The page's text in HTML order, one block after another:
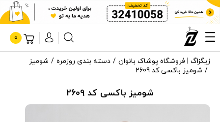
0
زیگزاگ | فروشگاه پوشاک بانوان دسته بندی روزمره
شومیز
شومیز باکسی کد 2609
شومیز باکسی کد 2609